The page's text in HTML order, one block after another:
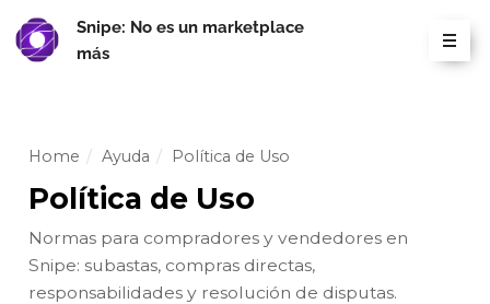
Snipe: No es un marketplace
más
Home / Ayuda / Política de Uso
Política de Uso
Normas para compradores y vendedores en
Snipe: subastas, compras directas,
responsabilidades y resolución de disputas.